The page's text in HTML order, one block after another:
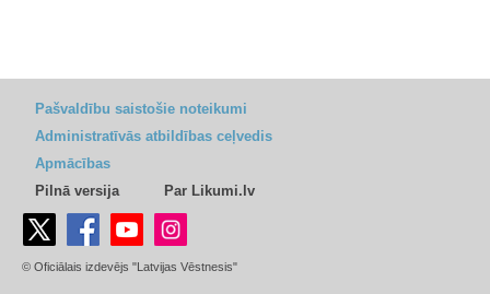
Pašvaldību saistošie noteikumi
Administratīvās atbildības ceļvedis
Apmācības
Pilnā versija
Par Likumi.lv
© Oficiālais izdevējs "Latvijas Vēstnesis"